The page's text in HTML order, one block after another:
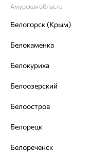
64%
изумруд,
КОСТРОМЫ
864 886
Амурская область
Белогорск (Крым)
Белокаменка
Белокуриха
Белоозерский
Белоостров
Белорецк
Белореченск